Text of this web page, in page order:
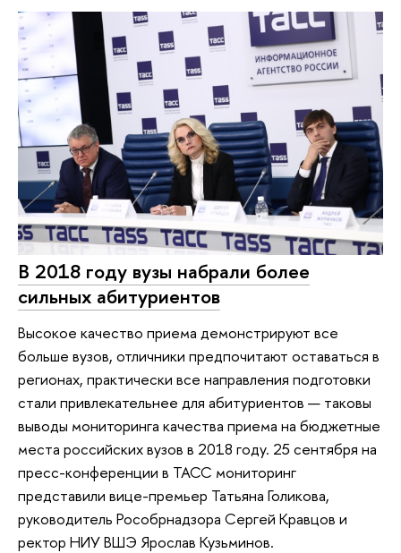
В 2018 году вузы набрали более
сильных абитуриентов
Высокое качество приема демонстрируют все
больше вузов, отличники предпочитают оставаться в
регионах, практически все направления подготовки
стали привлекательнее для абитуриентов — таковы
выводы мониторинга качества приема на бюджетные
места российских вузов в 2018 году. 25 сентября на
пресс-конференции в ТАСС мониторинг
представили вице-премьер Татьяна Голикова,
руководитель Рособрнадзора Сергей Кравцов и
ректор НИУ ВШЭ Ярослав Кузьминов.